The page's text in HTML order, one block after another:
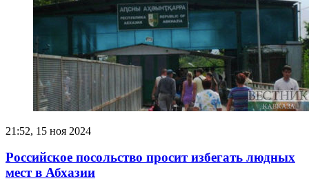
21:52, 15 ноя 2024
Российское посольство просит избегать людных
мест в Абхазии